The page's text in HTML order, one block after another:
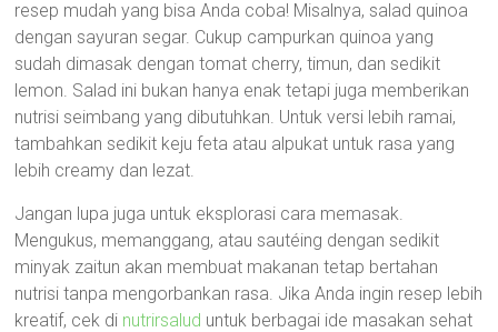
resep mudah yang bisa Anda coba! Misalnya, salad quinoa
dengan sayuran segar. Cukup campurkan quinoa yang
sudah dimasak dengan tomat cherry, timun, dan sedikit
lemon. Salad ini bukan hanya enak tetapi juga memberikan
nutrisi seimbang yang dibutuhkan. Untuk versi lebih ramai,
tambahkan sedikit keju feta atau alpukat untuk rasa yang
lebih creamy dan lezat.
Jangan lupa juga untuk eksplorasi cara memasak.
Mengukus, memanggang, atau sautéing dengan sedikit
minyak zaitun akan membuat makanan tetap bertahan
nutrisi tanpa mengorbankan rasa. Jika Anda ingin resep lebih
kreatif, cek di nutrirsalud untuk berbagai ide masakan sehat